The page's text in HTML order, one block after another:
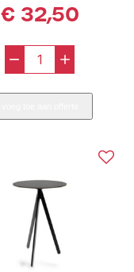
€32,50
-
Dutch®
Kolom
Bartable
(ø90
cm)
aantal
+